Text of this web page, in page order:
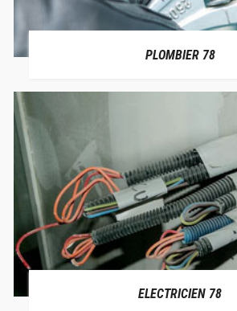
PLOMBIER 78
ELECTRICIEN 78